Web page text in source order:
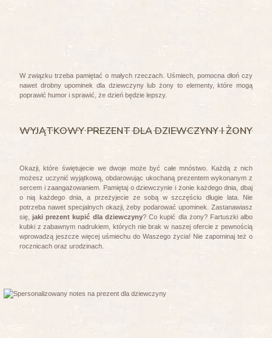
W związku trzeba pamiętać o małych rzeczach. Uśmiech, pomocna dłoń czy
nawet drobny upominek dla dziewczyny lub żony to elementy, które mogą
poprawić humor i sprawić, że dzień będzie lepszy.
WYJĄTKOWY PREZENT DLA DZIEWCZYNY I ŻONY
Okazji, które świętujecie we dwoje może być całe mnóstwo. Każdą z nich
możesz uczynić wyjątkową, obdarowując ukochaną prezentem wykonanym z
sercem i zaangażowaniem. Pamiętaj o dziewczynie i żonie każdego dnia, dbaj
o nią każdego dnia, a przeżyjecie ze sobą w szczęściu długie lata. Nie
potrzeba nawet specjalnych okazji, żeby podarować upominek. Zastanawiasz
się,jaki prezent kupić dla dziewczyny? Co kupić dla żony? Fartuszki albo
kubki z zabawnym nadrukiem, których nie brak w naszej ofercie z pewnością
wprowadzą jeszcze więcej uśmiechu do Waszego życia! Nie zapominaj też o
rocznicach oraz urodzinach.